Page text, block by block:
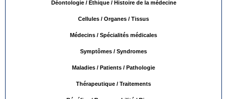
Déontologie / Éthique / Histoire de la médecine
Cellules / Organes / Tissus
Médecins / Spécialités médicales
Symptômes / Syndromes
Maladies / Patients / Pathologie
Thérapeutique / Traitements